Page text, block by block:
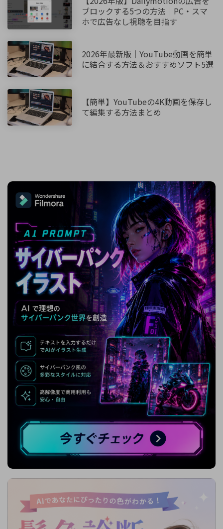
ブロックする5つの方法｜PC・スマ
ホで広告なし視聴を目指す
2026年最新版｜YouTube動画を簡単
に結合する方法＆おすすめソフト5選
【簡単】YouTubeの4K動画を保存し
て編集する方法まとめ